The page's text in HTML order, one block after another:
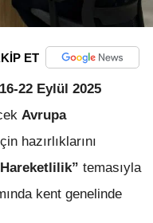
ET
16-22 Eylül 2025
Avrupa
hazırlıklarını
temasıyla
kent genelinde